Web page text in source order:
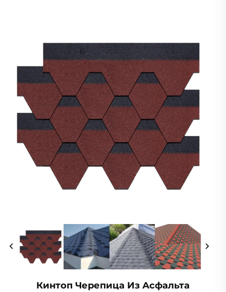
Кинтоп Черепица Из Асфальта